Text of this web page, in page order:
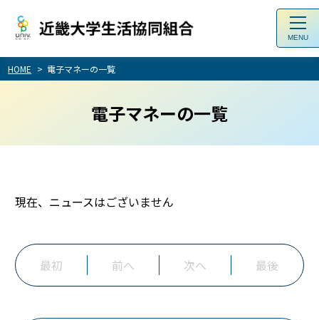
HOME 電子マネーの一覧
電子マネーの一覧
現在、ニュースはございません
最初 前へ 次へ 最後